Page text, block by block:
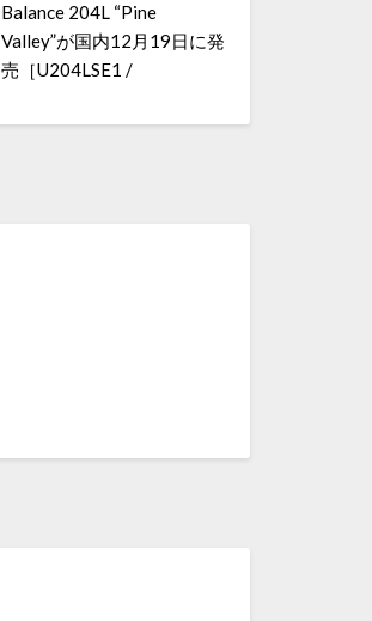
Balance 204L “Pine
Valley”が国内12月19日に発
売［U204LSE1 /